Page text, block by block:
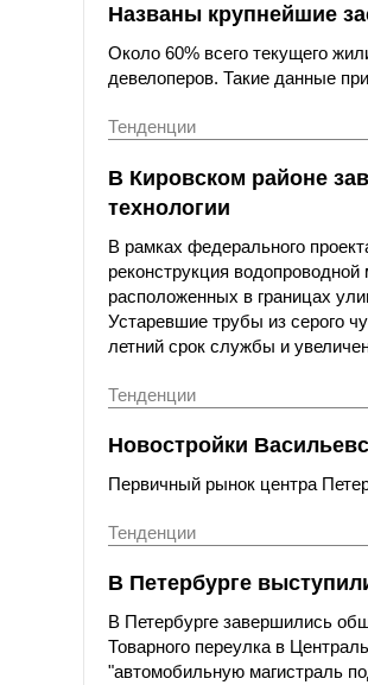
Названы крупнейшие
Около 60% всего текущего
девелоперов. Такие данные
Тенденции
В Кировском районе
технологии
В рамках федерального
реконструкция
расположенных в границах
Устаревшие трубы из серого
летний срок службы и
Тенденции
Новостройки
Первичный рынок центра
Тенденции
В Петербурге
В Петербурге завершились
Товарного переулка в
"автомобильную магистраль